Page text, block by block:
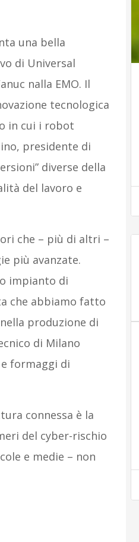
una bella
di Universal
nalla EMO. Il
tecnologica
in cui i robot
presidente di
diverse della
del lavoro e
che – più di altri –
più avanzate.
impianto di
che abbiamo fatto
produzione di
di Milano
formaggi di
connessa è la
del cyber-rischio
e medie – non